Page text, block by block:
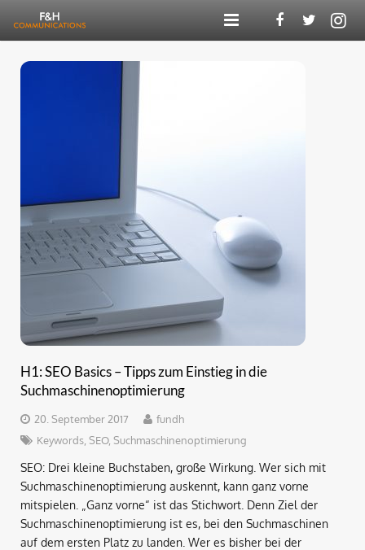
Agentur
Blog
Karriere
H1: SEO Basics – Tipps zum Einstieg in die
Suchmaschinenoptimierung
20. September 2017
fundh
Keywords SEO, Suchmaschinenoptimierung
SEO: Drei kleine Buchstaben, große Wirkung. Wer sich mit
Suchmaschinenoptimierung auskennt, kann ganz vorne
mitspielen. „Ganz vorne“ ist das Stichwort. Denn Ziel der
Suchmaschinenoptimierung ist es, bei den Suchmaschinen
auf dem ersten Platz zu landen. Wer es bisher bei der